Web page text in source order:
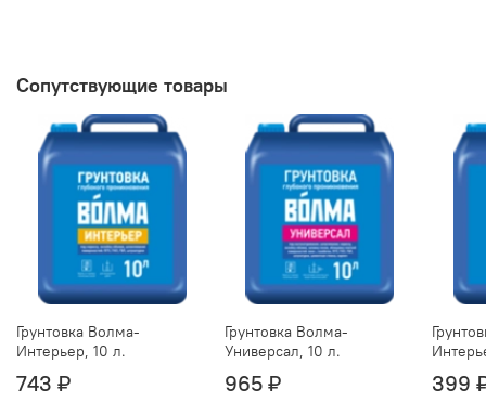
Сопутствующие товары
Грунтовка Волма-
Интерьер, 10 л.
743 ₽
Грунтовка Волма-
Универсал, 10 л.
965 ₽ 399